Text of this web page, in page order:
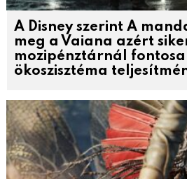
A Disney szerint A
meg a Vaiana azért
mozipénztárnál
ökoszisztéma